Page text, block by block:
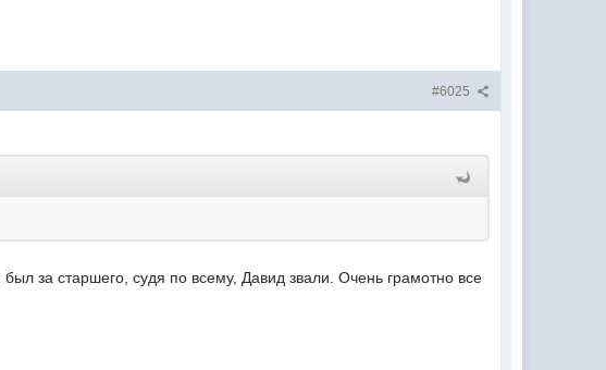
#6025
за старшего, судя по всему, Давид звали. Очень грамотно все